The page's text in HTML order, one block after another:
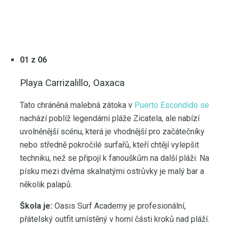
01 z 06
Playa Carrizalillo, Oaxaca
Tato chráněná malebná zátoka v Puerto Escondido se
nachází poblíž legendární pláže Zicatela, ale nabízí
uvolněnější scénu, která je vhodnější pro začátečníky
nebo středně pokročilé surfařů, kteří chtějí vylepšit
techniku, než se připojí k fanouškům na další pláži. Na
písku mezi dvěma skalnatými ostrůvky je malý bar a
několik palapů.
Škola je: Oasis Surf Academy je profesionální,
přátelský outfit umístěný v horní části kroků nad pláží.